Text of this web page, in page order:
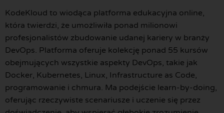
KodeKloud to wiodąca platforma edukacyjna online,
która twierdzi, że umożliwiła ponad milionowi
profesjonalistów zbudowanie udanej kariery w branży
DevOps. Platforma oferuje kolekcję ponad 55 kursów
obejmujących wszystkie aspekty DevOps, takie jak
Docker, Kubernetes, Linux, Infrastructure as Code,
programowanie i chmura. Ma podejście learn-by-doing,
oferując rzeczywiste scenariusze i uczenie się przez